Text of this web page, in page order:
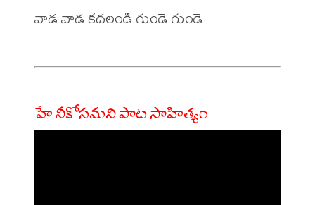
వాడ వాడ కదలండి గుండె గుండె
హే నీకోసమని పాట సాహిత్యం